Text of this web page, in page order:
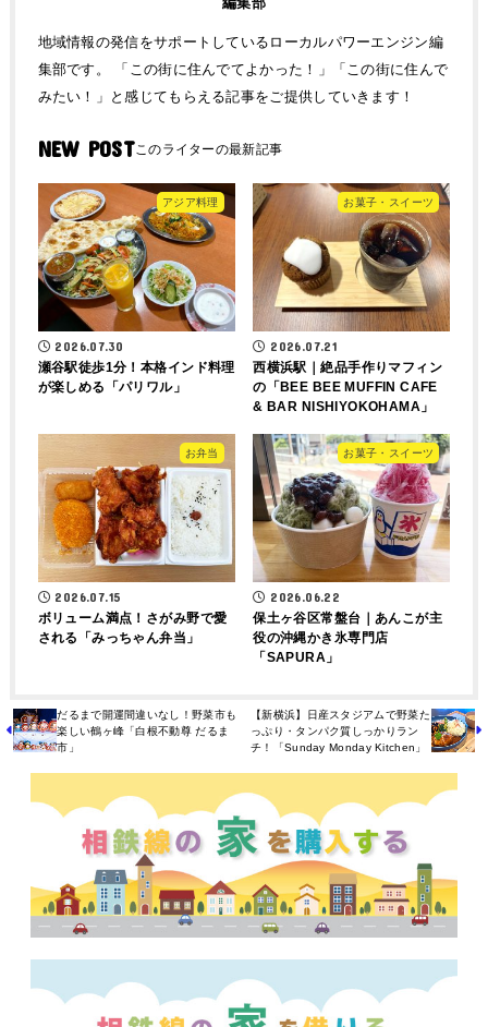
地域情報の発信をサポートしているローカルパワーエンジン編
集部です。 「この街に住んでてよかった！」「この街に住んで
みたい！」と感じてもらえる記事をご提供していきます！
NEW POST
アジア料理
2026.07.30
瀬谷駅徒歩1分！本格インド料理
が楽しめる「パリワル」
お菓子・スイーツ
2026.07.21
西横浜駅｜絶品手作りマフィン
の「BEE BEE MUFFIN CAFE
& BAR NISHIYOKOHAMA」
お弁当
2026.07.15
ボリューム満点！さがみ野で愛
される「みっちゃん弁当」
お菓子・スイーツ
2026.06.22
保土ヶ谷区常盤台｜あんこが主
役の沖縄かき氷専門店
「SAPURA」
だるまで開運間違いなし！野菜市も
楽しい鶴ヶ峰「白根不動尊 だるま
市」
【新横浜】日産スタジアムで野菜た
っぷり・タンパク質しっかりラン
チ！「Sunday Monday Kitchen」